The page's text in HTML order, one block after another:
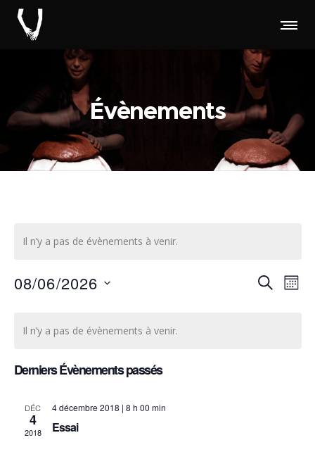
Évènements
Il n’y a pas de évènements à venir.
MOIS
08/06/2026
Il n’y a pas de évènements à venir.
Derniers Évènements passés
DÉC
4
2018
4 décembre 2018 | 8 h 00 min
Essai